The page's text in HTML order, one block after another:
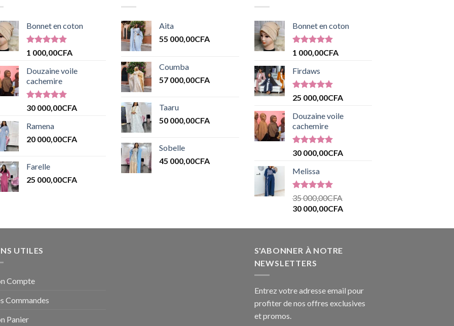
Bonnet en coton
Note5.00
1 000,00CFA
Douzaine voile
cachemire
Note5.00
30 000,00CFA
Ramena
20 000,00CFA
Farelle
25 000,00CFA
Aita
55 000,00CFA
Coumba
57 000,00CFA
Taaru
50 000,00CFA
Sobelle
45 000,00CFA
Bonnet en coton
Note5.00
1 000,00CFA
Firdaws
Note5.00
25 000,00CFA
Douzaine voile
cachemire
Note5.00
30 000,00CFA
Melissa
Note5.00
sur 5
35 000,00CFA
30 000,00CFA
UTILES
Compte
Commandes
Panier
S'ABONNER À NOTRE
NEWSLETTERS
Entrez votre adresse email pour
profiter de nos offres exclusives
et promos.